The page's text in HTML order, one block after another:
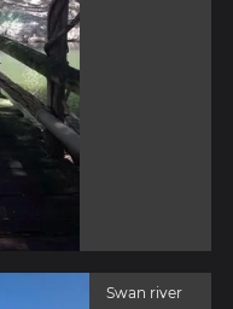
Swan river